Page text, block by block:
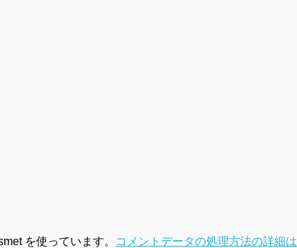
を使っています。
コメントデータの処理方法の詳細は